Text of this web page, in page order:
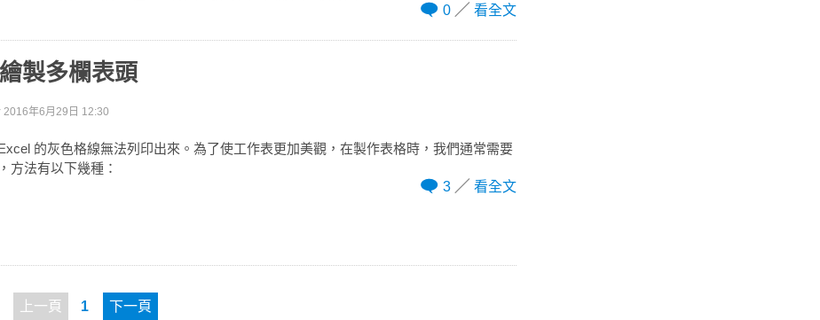
0
看全文
製多欄表頭
2016年6月29日 12:30
的灰色格線無法列印出來。為了使工作表更加美觀，在製作表格時，我們通常需要
方法有以下幾種：
3
看全文
上一頁 1 下一頁